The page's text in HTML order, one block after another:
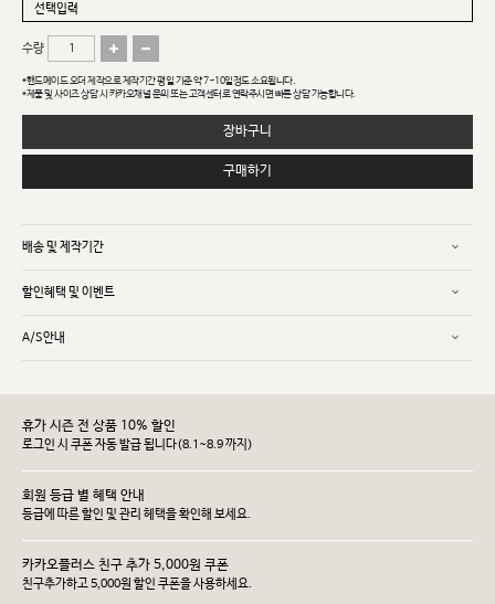
수량
*핸드메이드 오더 제작으로 제작기간 평일 기준 약 7~10일정도 소요됩니다.
*제품 및 사이즈 상담 시 카카오채널 문의 또는 고객센터로 연락주시면 빠른 상담 가능합니다.
장바구니
구매하기
배송 및 제작기간
할인혜택 및 이벤트
A/S안내
휴가 시즌 전 상품 10% 할인
로그인 시 쿠폰 자동 발급 됩니다(8.1~8.9 까지)
회원 등급 별 혜택 안내
등급에 따른 할인 및 관리 헤택을 확인해 보세요.
카카오플러스 친구 추가 5,000원 쿠폰
친구추가하고 5,000원 할인 쿠폰을 사용하세요.